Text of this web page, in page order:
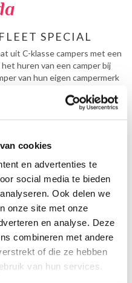
cookies
en advertenties te
social media te bieden
Ook delen we
onze site met onze
en analyse. Deze
combineren met andere
of die ze hebben
van hun services.
SPECIAL
uit C-klasse campers met een
huren van een camper bij
van hun eigen campermerk
kwaliteit van deze campers
Fraserway. De camper is
camper voor je klaarstaat.